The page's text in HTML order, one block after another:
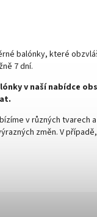
balónky, které
7 dní.
v naší nabídce
v různých tvarech
změn. V